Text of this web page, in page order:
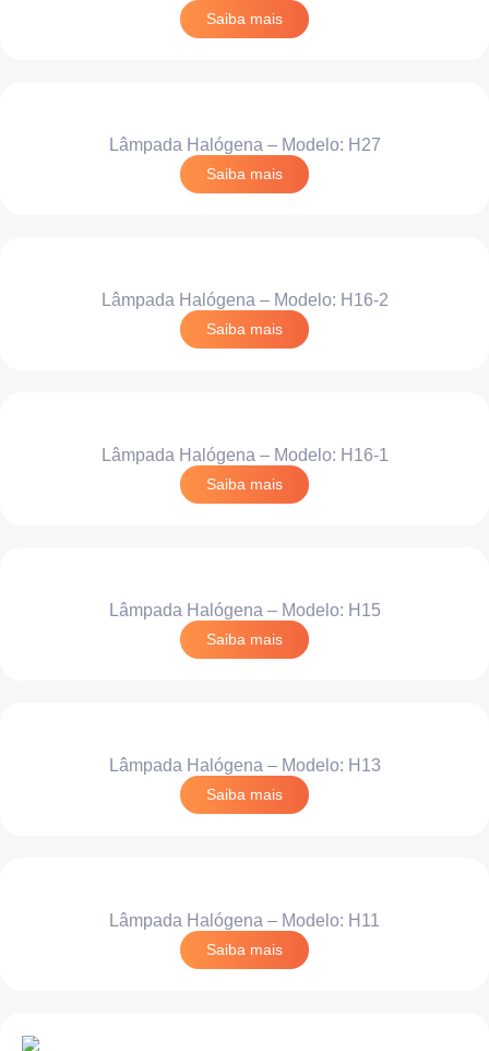
Saiba mais
Lâmpada Halógena – Modelo: H27
Saiba mais
Lâmpada Halógena – Modelo: H16-2
Saiba mais
Lâmpada Halógena – Modelo: H16-1
Saiba mais
Lâmpada Halógena – Modelo: H15
Saiba mais
Lâmpada Halógena – Modelo: H13
Saiba mais
Lâmpada Halógena – Modelo: H11
Saiba mais